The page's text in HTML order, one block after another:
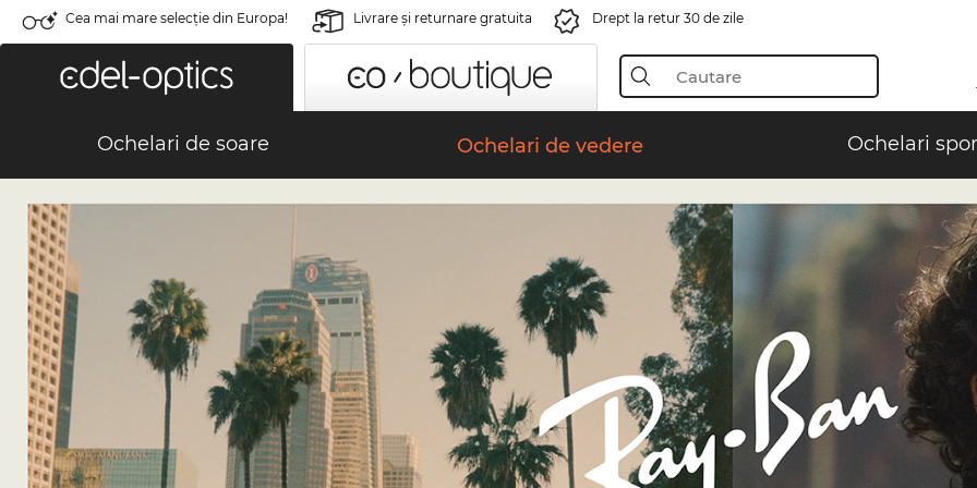
Cea mai mare selecție din Europa! Livrare şi returnare gratuita Drept la retur 30 de zile
Ochelari de soare Ochelari de vedere Ochelari